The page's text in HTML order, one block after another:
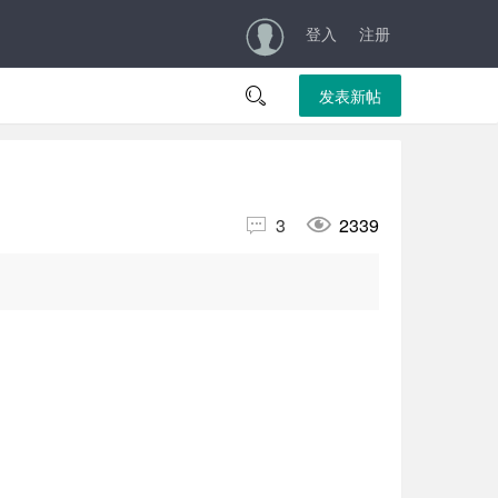
登入 注册
 发表新帖
 3  2339